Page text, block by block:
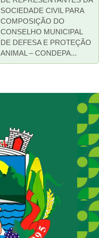
SOCIEDADE CIVIL PARA
COMPOSIÇÃO DO
CONSELHO MUNICIPAL
DE DEFESA E PROTEÇÃO
ANIMAL – CONDEPA...